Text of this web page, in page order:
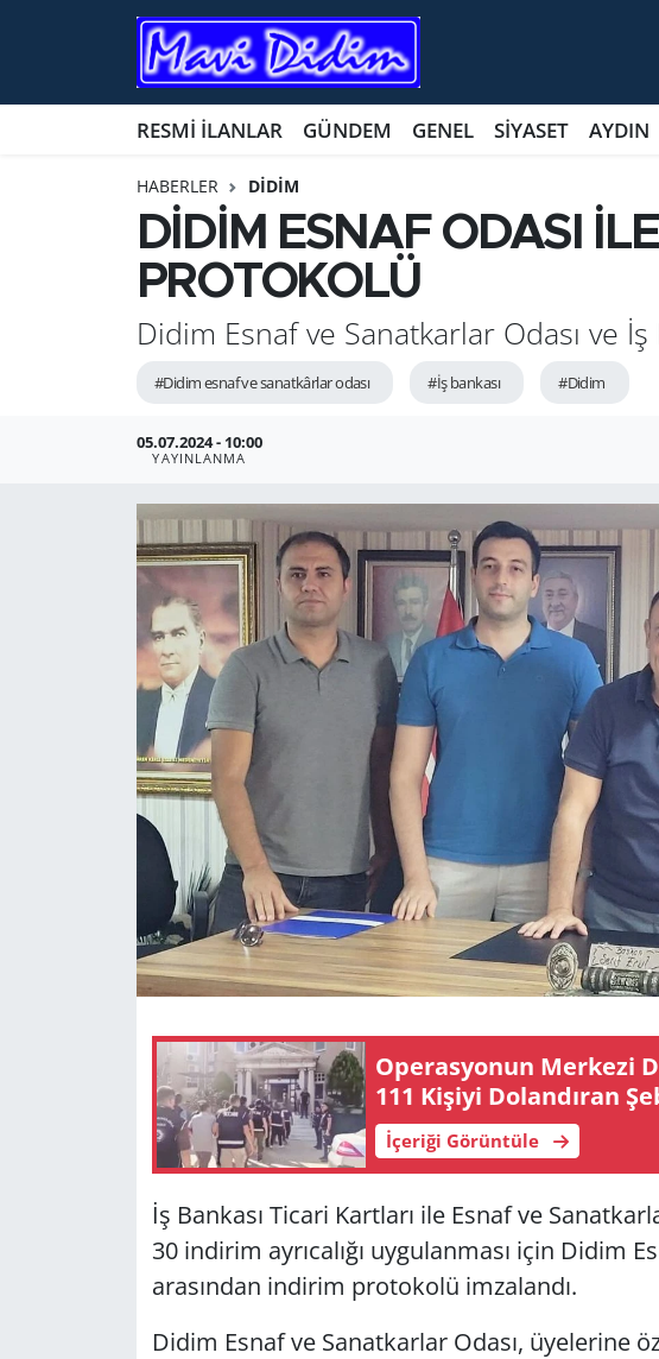
RESMİ İLANLAR GÜNDEM GENEL SİYASET AYDIN
HABERLER DİDİM
DİDİM ESNAF ODASI
PROTOKOLÜ
Didim Esnaf ve Sanatkarlar Odası ve
#Didim esnaf ve sanatkârlar odası #İş bankası #Didim
05.07.2024 - 10:00
YAYINLANMA
Ope­ras­yo­nun Mer­ke­zi
111 Ki­şi­yi Do­lan­dı­ran
İçeriği Görüntüle
İş Bankası Ticari Kartları ile Esnaf ve
30 indirim ayrıcalığı uygulanması için Didim
arasından indirim protokolü imzalandı.
Didim Esnaf ve Sanatkarlar Odası, üyelerine
ANTİK YERLER
BİLİM VE TEKNOLOJİ
EKONOMİ
GÜNDEM
HABERDE İNSAN
KÜLTÜR SANAT
MAGAZİN
POLİTİKA
RESMİ İLANLAR
SAĞLIK
SİYASET
Nöbetçi Eczaneler
Namaz Vakitleri
Trafik Durumu
Süper Lig Puan Durumu ve Fikstür
Tüm Manşetler
Son Dakika Haberleri
Haber Arşivi